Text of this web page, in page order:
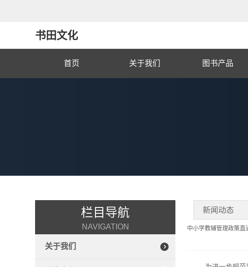
书田文化
首页 关于我们 图书产品
栏目导航
NAVIGATION
关于我们
新闻动态
中小学教辅管理政策直